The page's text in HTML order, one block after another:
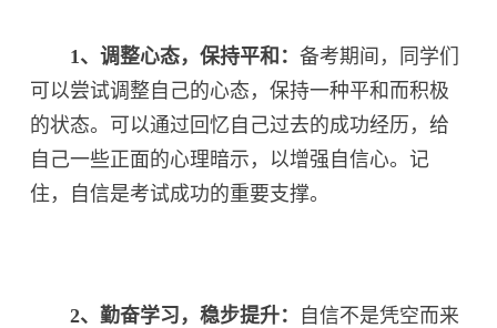
1、调整心态，保持平和：备考期间，同学们
可以尝试调整自己的心态，保持一种平和而积极
的状态。可以通过回忆自己过去的成功经历，给
自己一些正面的心理暗示，以增强自信心。记
住，自信是考试成功的重要支撑。
2、勤奋学习，稳步提升：
自信不是凭空而来